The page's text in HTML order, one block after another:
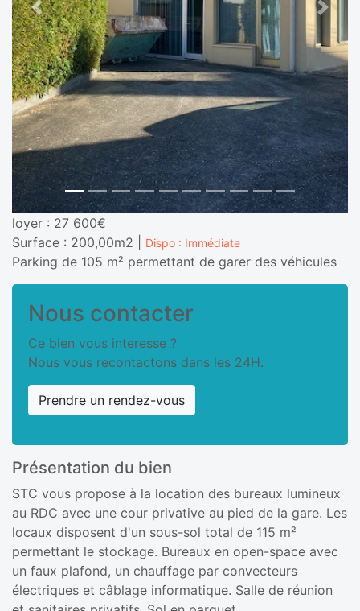
Previous Next
loyer : 27 600€
Surface : 200,00m2 |
Dispo : Immédiate
Parking de 105 m² permettant de garer des véhicules
Nous contacter
Ce bien vous interesse ?
Nous vous recontactons dans les 24H.
Prendre un rendez-vous
Présentation du bien
STC vous propose à la location des bureaux lumineux
au RDC avec une cour privative au pied de la gare. Les
locaux disposent d'un sous-sol total de 115 m²
permettant le stockage. Bureaux en open-space avec
un faux plafond, un chauffage par convecteurs
électriques et câblage informatique. Salle de réunion